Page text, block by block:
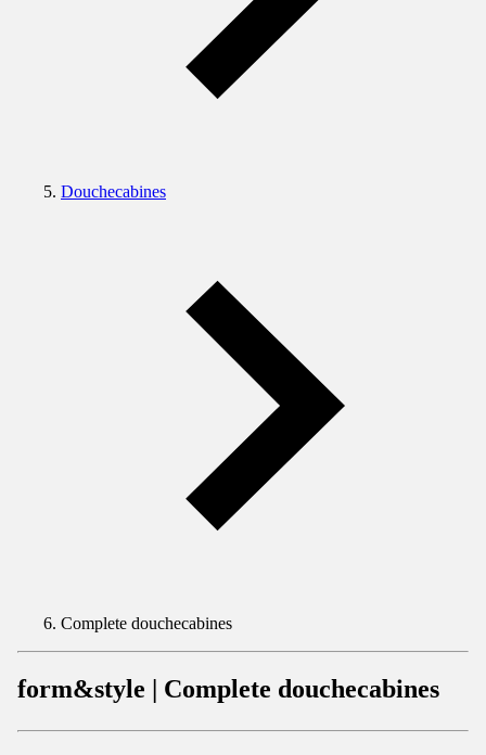
Douchecabines
Complete douchecabines
form&style | Complete douchecabines